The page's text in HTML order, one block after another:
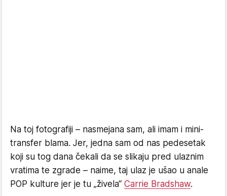
Na toj fotografiji – nasmejana sam, ali imam i mini-
transfer blama. Jer, jedna sam od nas pedesetak
koji su tog dana čekali da se slikaju pred ulaznim
vratima te zgrade – naime, taj ulaz je ušao u anale
POP kulture jer je tu „živela“ Carrie Bradshaw.